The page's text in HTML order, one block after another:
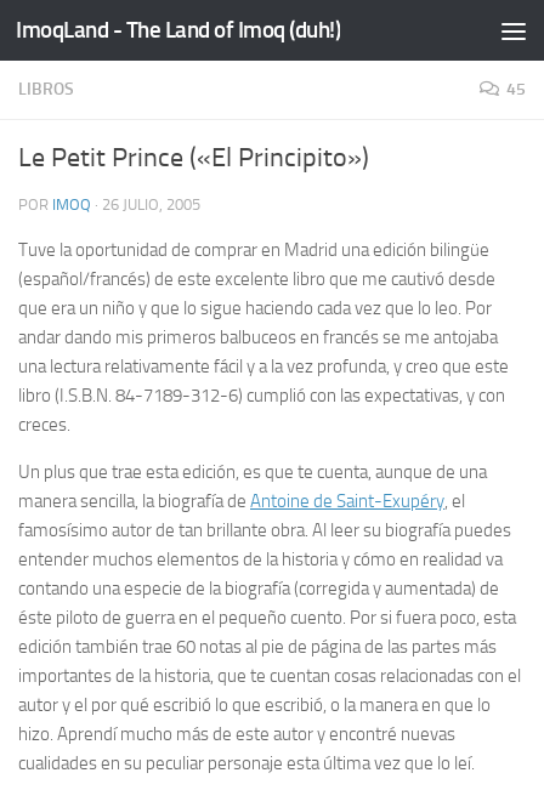
Saltar al contenido
ImoqLand - The Land of Imoq (duh!)
LIBROS 45
Le Petit Prince («El Principito»)
POR IMOQ · 26 JULIO, 2005
Tuve la oportunidad de comprar en Madrid una edición bilingüe
(español/francés) de este excelente libro que me cautivó desde
que era un niño y que lo sigue haciendo cada vez que lo leo. Por
andar dando mis primeros balbuceos en francés se me antojaba
una lectura relativamente fácil y a la vez profunda, y creo que este
libro (I.S.B.N. 84-7189-312-6) cumplió con las expectativas, y con
creces.
Un plusque trae esta edición, es que te cuenta, aunque de una
manera sencilla, la biografía de Antoine de Saint-Exupéry, el
famosísimo autor de tan brillante obra. Al leer su biografía puedes
entender muchos elementos de la historia y cómo en realidad va
contando una especie de la biografía (corregida y aumentada) de
éste piloto de guerra en el pequeño cuento. Por si fuera poco, esta
edición también trae 60 notas al pie de página de las partes más
importantes de la historia, que te cuentan cosas relacionadas con el
autor y el por qué escribió lo que escribió, o la manera en que lo
hizo. Aprendí mucho más de este autor y encontré nuevas
cualidades en su peculiar personaje esta última vez que lo leí.